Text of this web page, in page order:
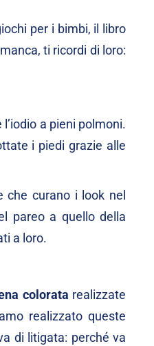
per i bimbi, il libro
ti ricordi di loro:
a pieni polmoni.
i piedi grazie alle
curano i look nel
pareo a quello della
a loro.
colorata realizzate
realizzato queste
di litigata: perché va